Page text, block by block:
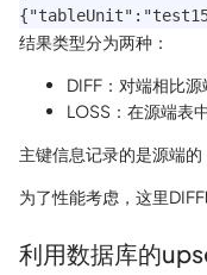
结果类型分为两种：
DIFF：对端相比
LOSS：在源端表
主键信息记录的是源端的
为了性能考虑，这里
利用数据库的